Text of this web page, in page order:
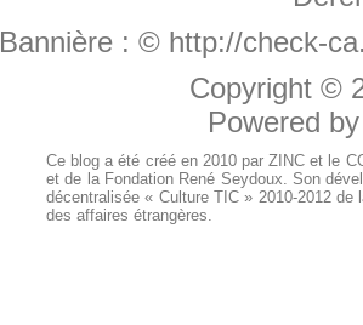
Bannière : © http://check-
Copyright ©
Powered
Ce blog a été créé en 2010 par ZINC et le
et de la Fondation René Seydoux. Son
décentralisée « Culture TIC » 2010-2012
des affaires étrangères.